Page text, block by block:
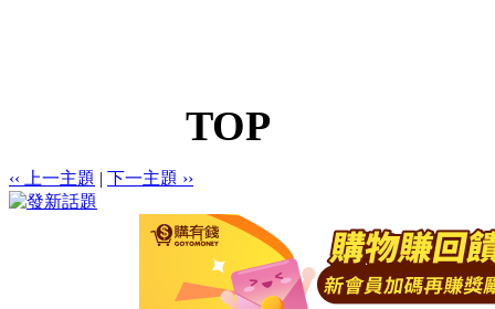
TOP
‹‹ 上一主題 | 下一主題 ››